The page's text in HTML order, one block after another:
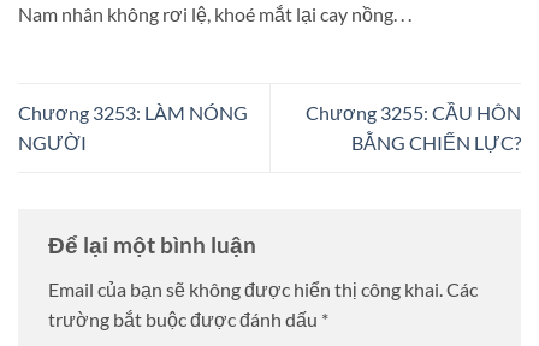
Nam nhân không rơi lệ, khoé mắt lại cay nồng. . .
Chương 3253: LÀM NÓNG
NGƯỜI
Chương 3255: CẦU HÔN
BẰNG CHIẾN LỰC?
Để lại một bình luận
Email của bạn sẽ không được hiển thị công khai.Các
trường bắt buộc được đánh dấu *